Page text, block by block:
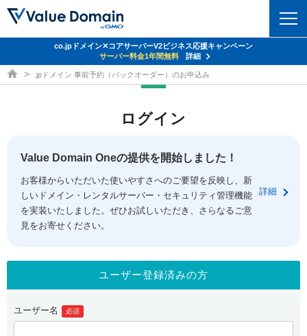
ドメイントップ
ドメイン移管
ドメイン価格一覧
ドメイン一括検索
.jpドメインオークション
gTLDオークション NEW!
.jpドメインバックオーダー
コアサーバー
バリューサーバー
XREA
セキュリティトップ
Value Domain ネットde診断
SSL証明書
サービストップ
お得意様割引
紹介制度
facebook
ログイン
co.jpドメイン✕コアサーバーV2ビジネス応援キャンペーン
サーバー料金1年間無料
詳細
ドメイン取得ならバリュードメイン
.jpドメイン 事前予約（バックオーダー）のお申込み
ログイン
Value Domain Oneの提供を開始しました！
お客様からいただいた使いやすさへのご要望を反映し、新
しいドメイン・レンタルサーバー・セキュリティ管理機能
を実装いたしました。ぜひお試しいただき、さらなるご意
見をお寄せください。
詳細
ユーザー登録済みの方
ユーザー名 必須